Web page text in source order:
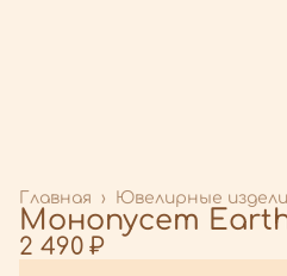
Ювелирные
Главная ›
Монопусет
2 490 ₽